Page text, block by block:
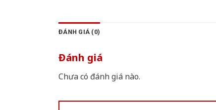
ĐÁNH GIÁ (0)
Đánh giá
Chưa có đánh giá nào.